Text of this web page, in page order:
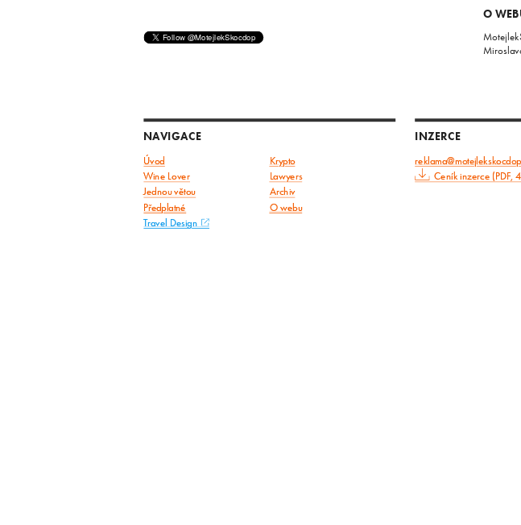
O
NAVIGACE
Úvod Krypto
Wine Lover
Lawyers
Jednou větou
Archiv
Předplatné O webu
Travel Design
INZERCE
Ceník inzerce (PDF,